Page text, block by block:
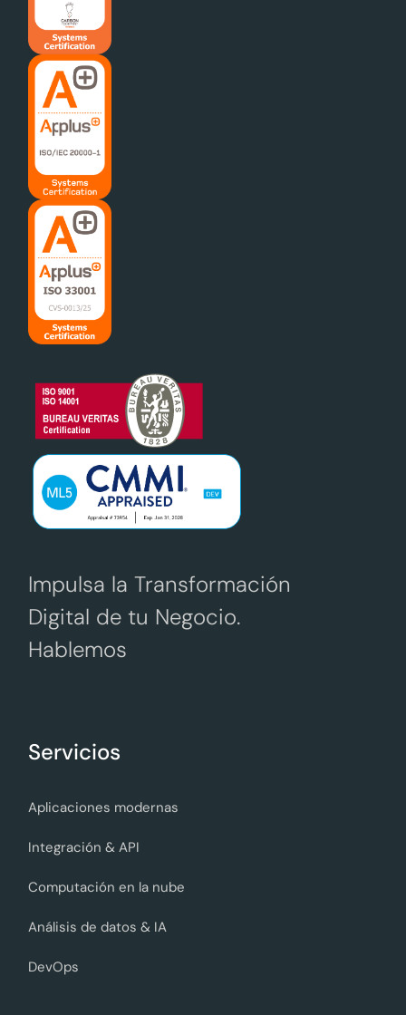
Impulsa la Transformación
Digital de tu Negocio.
Hablemos
Servicios
Aplicaciones modernas
Integración & API
Computación en la nube
Análisis de datos & IA
DevOps